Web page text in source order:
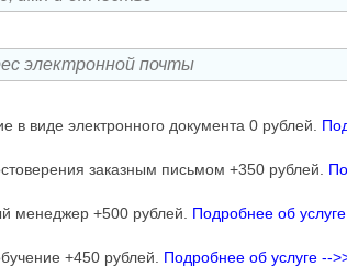
в виде электронного документа 0 рублей.
заказным письмом +350 рублей.
менеджер +500 рублей. Подробнее об
+450 рублей. Подробнее об услуге --